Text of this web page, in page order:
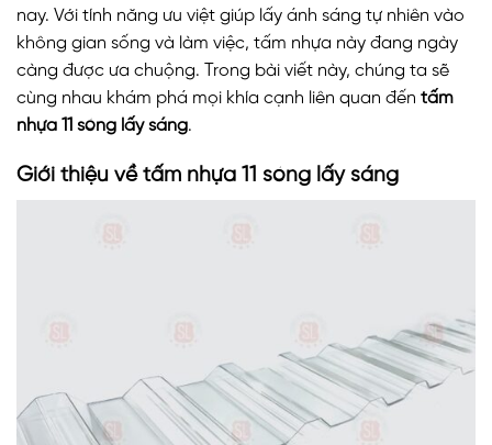
nay. Với tính năng ưu việt giúp lấy ánh sáng tự nhiên vào
không gian sống và làm việc, tấm nhựa này đang ngày
càng được ưa chuộng. Trong bài viết này, chúng ta sẽ
cùng nhau khám phá mọi khía cạnh liên quan đến tấm
nhựa 11 sóng lấy sáng.
Giới thiệu về tấm nhựa 11 sóng lấy sáng